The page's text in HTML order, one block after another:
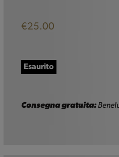
€25.00
Esaurito
Consegna gratuita: